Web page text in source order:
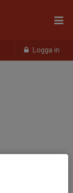
Logga in